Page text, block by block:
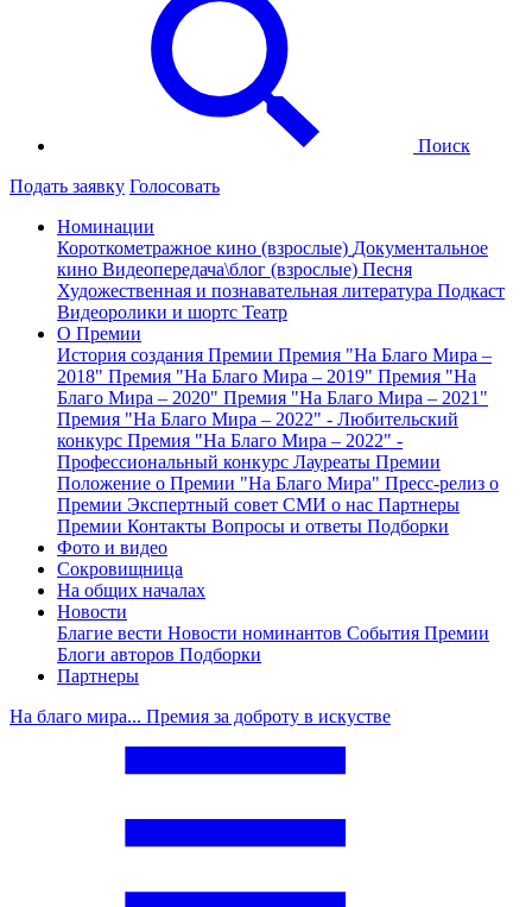
Поиск
Подать заявку Голосовать
Номинации
Короткометражное кино (взрослые) Документальное
кино Видеопередача\блог (взрослые) Песня
Художественная и познавательная литература Подкаст
Видеоролики и шортс Театр
О Премии
История создания Премии Премия "На Благо Мира –
2018" Премия "На Благо Мира – 2019" Премия "На
Благо Мира – 2020" Премия "На Благо Мира – 2021"
Премия "На Благо Мира – 2022" - Любительский
конкурс Премия "На Благо Мира – 2022" -
Профессиональный конкурс Лауреаты Премии
Положение о Премии "На Благо Мира" Пресс-релиз о
Премии Экспертный совет СМИ о нас Партнеры
Премии Контакты Вопросы и ответы Подборки
Фото и видео
Сокровищница
На общих началах
Новости
Благие вести Новости номинантов События Премии
Блоги авторов Подборки
Партнеры
На благо мира... Премия за доброту в искустве